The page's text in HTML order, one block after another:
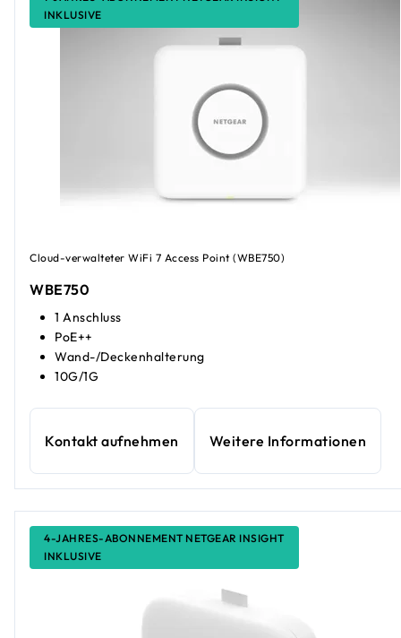
INKLUSIVE
Cloud-verwalteter WiFi 7 Access Point (WBE750)
WBE750
1 Anschluss
PoE++
Wand-/Deckenhalterung
10G/1G
Kontakt aufnehmen Weitere Informationen
4-JAHRES-ABONNEMENT NETGEAR INSIGHT
INKLUSIVE